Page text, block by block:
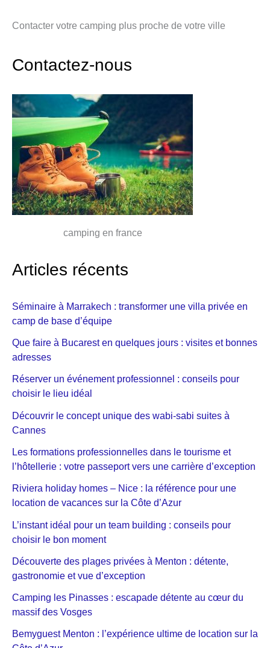
Contacter votre camping plus proche de votre ville
Contactez-nous
camping en france
Articles récents
Séminaire à Marrakech : transformer une villa privée en
camp de base d’équipe
Que faire à Bucarest en quelques jours : visites et bonnes
adresses
Réserver un événement professionnel : conseils pour
choisir le lieu idéal
Découvrir le concept unique des wabi-sabi suites à
Cannes
Les formations professionnelles dans le tourisme et
l’hôtellerie : votre passeport vers une carrière d’exception
Riviera holiday homes – Nice : la référence pour une
location de vacances sur la Côte d’Azur
L’instant idéal pour un team building : conseils pour
choisir le bon moment
Découverte des plages privées à Menton : détente,
gastronomie et vue d’exception
Camping les Pinasses : escapade détente au cœur du
massif des Vosges
Bemyguest Menton : l’expérience ultime de location sur la